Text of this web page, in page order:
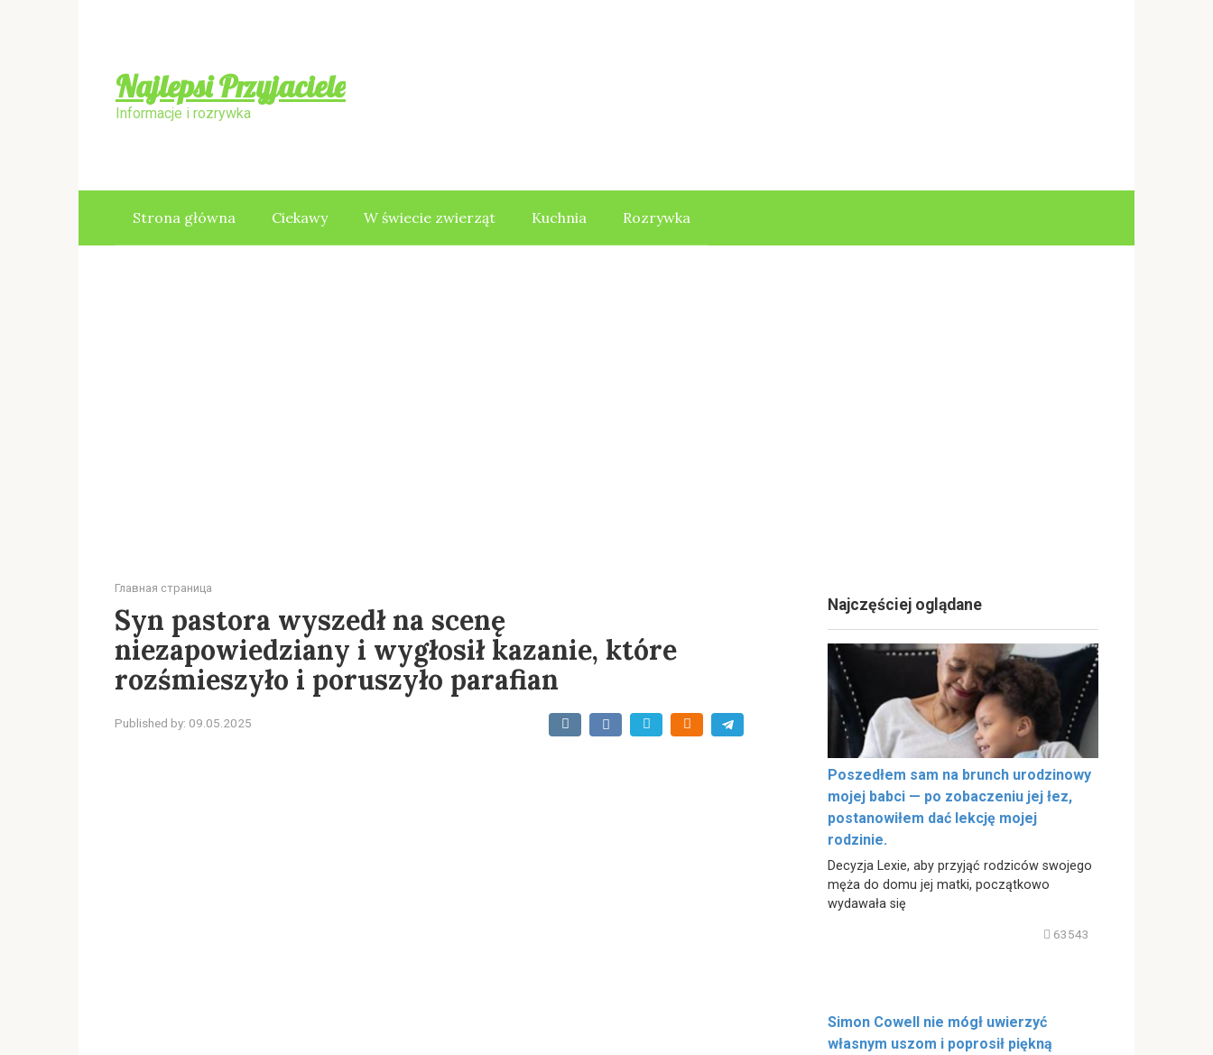
Najlepsi Przyjaciele
Informacje i rozrywka
Strona główna Ciekawy W świecie zwierząt Kuchnia Rozrywka
Главная страница
Syn pastora wyszedł na scenę
niezapowiedziany i wygłosił kazanie, które
rozśmieszyło i poruszyło parafian
Published by: 09.05.2025
Najczęściej oglądane
Poszedłem sam na brunch urodzinowy
mojej babci — po zobaczeniu jej łez,
postanowiłem dać lekcję mojej
rodzinie.
Decyzja Lexie, aby przyjąć rodziców swojego
męża do domu jej matki, początkowo
wydawała się
63543
Simon Cowell nie mógł uwierzyć
własnym uszom i poprosił piękną